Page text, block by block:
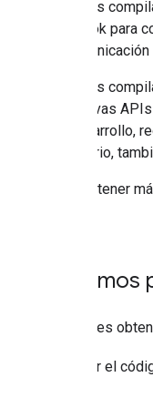
Si eliges
webhook para
la
Si eliges
las nuevas
de desarrollo,
necesario,
Para obtener
Próximos
Si quieres
Para ver el